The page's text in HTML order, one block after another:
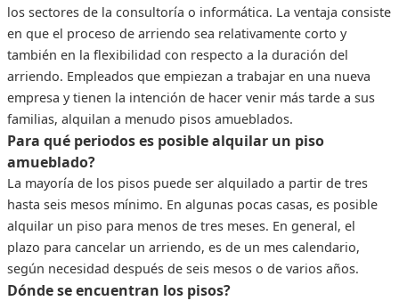
los sectores de la consultoría o informática. La ventaja consiste
en que el proceso de arriendo sea relativamente corto y
también en la flexibilidad con respecto a la duración del
arriendo. Empleados que empiezan a trabajar en una nueva
empresa y tienen la intención de hacer venir más tarde a sus
familias, alquilan a menudo pisos amueblados.
Para qué periodos es posible alquilar un piso
amueblado?
La mayoría de los pisos puede ser alquilado a partir de tres
hasta seis mesos mínimo. En algunas pocas casas, es posible
alquilar un piso para menos de tres meses. En general, el
plazo para cancelar un arriendo, es de un mes calendario,
según necesidad después de seis mesos o de varios años.
Dónde se encuentran los pisos?